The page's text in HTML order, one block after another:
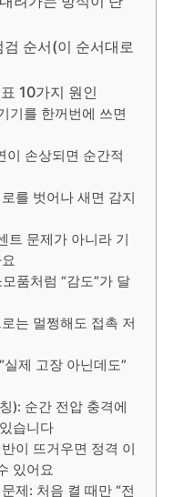
순서(이 순서대로
10가지 원인
기를 한꺼번에 쓰면
이 손상되면 순간적
를 벗어나 새면 감지
트 문제가 아니라 기
품처럼 “감도”가 달
는 멀쩡해도 접촉 저
제 고장 아닌데도”
): 순간 전압 충격에
습니다
이 뜨거우면 정격 이
있어요
제: 처음 켤 때만 “전